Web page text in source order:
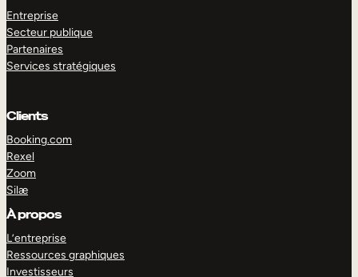
Entreprise
Secteur publique
Partenaires
Services stratégiques
Clients
Booking.com
Rexel
Zoom
Silæ
À propos
L’entreprise
Ressources graphiques
Investisseurs